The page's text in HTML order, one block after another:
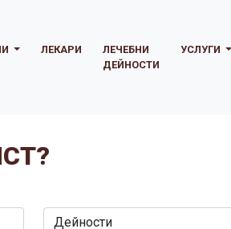
ЛЕКАРИ
ЛЕЧЕБНИ
ДЕЙНОСТИ
УСЛУГИ